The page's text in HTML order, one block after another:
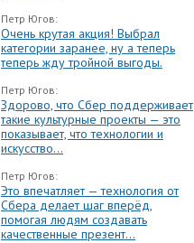
Петр Югов:
Очень крутая акция! Выбрал
категории заранее, ну а теперь
теперь жду тройной выгоды.
Петр Югов:
Здорово, что Сбер поддерживает
такие культурные проекты — это
показывает, что технологии и
искусство...
Петр Югов:
Это впечатляет — технология от
Сбера делает шаг вперёд,
помогая людям создавать
качественные презент...